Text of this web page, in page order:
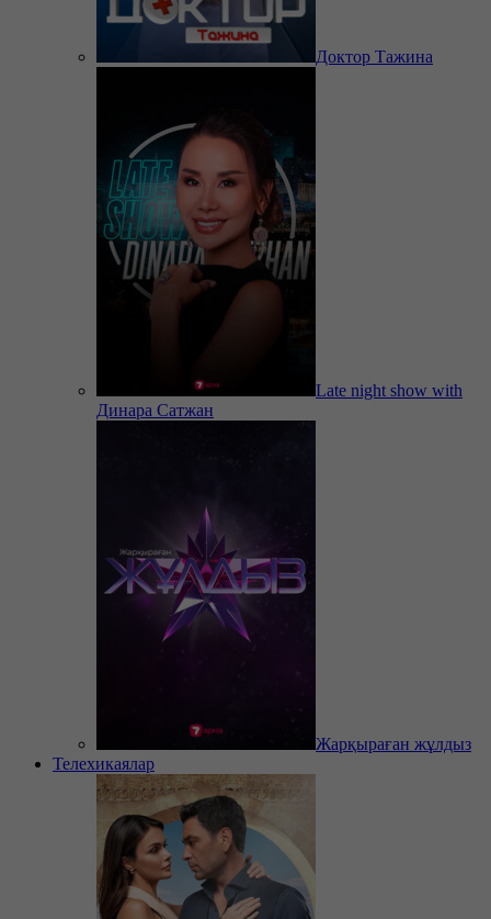
Доктор Тажина
Late night show with
Динара Сатжан
Жарқыраған жұлдыз
Телехикаялар